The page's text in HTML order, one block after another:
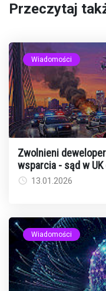
Przeczytaj
Wiadomości
Zwolnieni
wsparcia - sąd w
13.01.2026
Wiadomości